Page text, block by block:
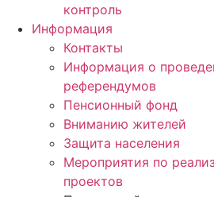
контроль
Информация
Контакты
Информация о
референдумов
Пенсионный фонд
Вниманию жителей
Защита населения
Мероприятия по
проектов